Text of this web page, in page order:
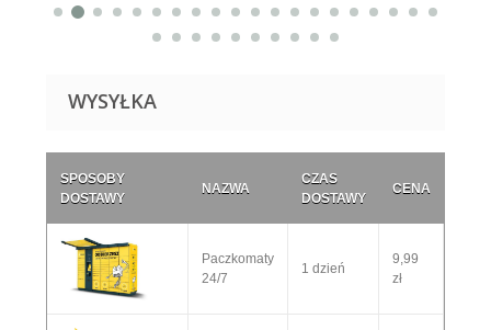
WYSYŁKA
SPOSOBY
DOSTAWY
NAZWA
CZAS
DOSTAWY
CENA
Paczkomaty
24/7
1 dzień
9,99
zł